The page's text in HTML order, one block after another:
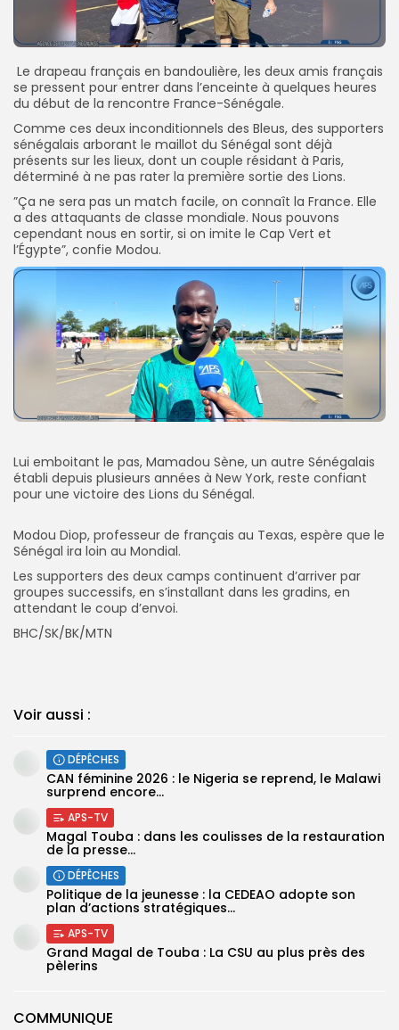
COMMUNIQUE
‎ Le drapeau français en bandoulière, les deux amis français
se pressent pour entrer dans l’enceinte à quelques heures
du début de la rencontre France-Sénégale.
‎Comme ces deux inconditionnels des Bleus, des supporters
sénégalais arborant le maillot du Sénégal sont déjà
présents sur les lieux, dont un couple résidant à Paris,
déterminé à ne pas rater la première sortie des Lions.
‎”Ça ne sera pas un match facile, on connaît la France. Elle
a des attaquants de classe mondiale. Nous pouvons
cependant nous en sortir, si on imite le Cap Vert et
l’Égypte”, confie Modou.
‎Lui emboitant le pas, Mamadou Sène, un autre Sénégalais
établi depuis plusieurs années à New York, reste confiant
pour une victoire des Lions du Sénégal.
Modou Diop, professeur de français au Texas, espère que le
Sénégal ira loin au Mondial.
Les supporters des deux camps continuent d’arriver par
groupes successifs, en s’installant dans les gradins, en
attendant le coup d’envoi.
‎BHC/SK/BK/MTN
Voir aussi :
DÉPÊCHES
‎CAN féminine 2026 : le Nigeria se reprend, le Malawi
surprend encore...
APS-TV
Magal Touba : dans les coulisses de la restauration
de la presse...
DÉPÊCHES
Politique de la jeunesse : la CEDEAO adopte son
plan d’actions stratégiques...
APS-TV
Grand Magal de Touba : La CSU au plus près des
pèlerins